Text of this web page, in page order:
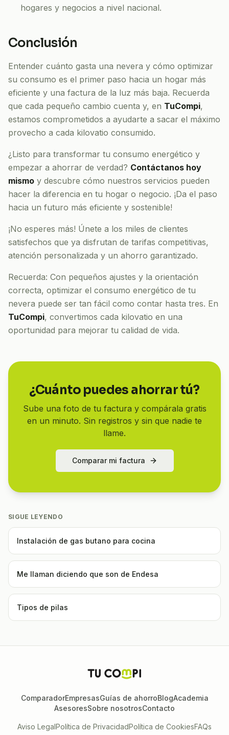
hogares y negocios a nivel nacional.
Conclusión
Entender cuánto gasta una nevera y cómo optimizar
su consumo es el primer paso hacia un hogar más
eficiente y una factura de la luz más baja. Recuerda
que cada pequeño cambio cuenta y, en TuCompi,
estamos comprometidos a ayudarte a sacar el máximo
provecho a cada kilovatio consumido.
¿Listo para transformar tu consumo energético y
empezar a ahorrar de verdad? Contáctanos hoy
mismo y descubre cómo nuestros servicios pueden
hacer la diferencia en tu hogar o negocio. ¡Da el paso
hacia un futuro más eficiente y sostenible!
¡No esperes más! Únete a los miles de clientes
satisfechos que ya disfrutan de tarifas competitivas,
atención personalizada y un ahorro garantizado.
Recuerda: Con pequeños ajustes y la orientación
correcta, optimizar el consumo energético de tu
nevera puede ser tan fácil como contar hasta tres. En
TuCompi, convertimos cada kilovatio en una
oportunidad para mejorar tu calidad de vida.
¿Cuánto puedes ahorrar tú?
Sube una foto de tu factura y compárala gratis
en un minuto. Sin registros y sin que nadie te
llame.
Comparar mi factura
SIGUE LEYENDO
Instalación de gas butano para cocina
Me llaman diciendo que son de Endesa
Tipos de pilas
ComparadorEmpresasGuías de ahorroBlogAcademia
AsesoresSobre nosotrosContacto
Aviso LegalPolítica de PrivacidadPolítica de CookiesFAQs